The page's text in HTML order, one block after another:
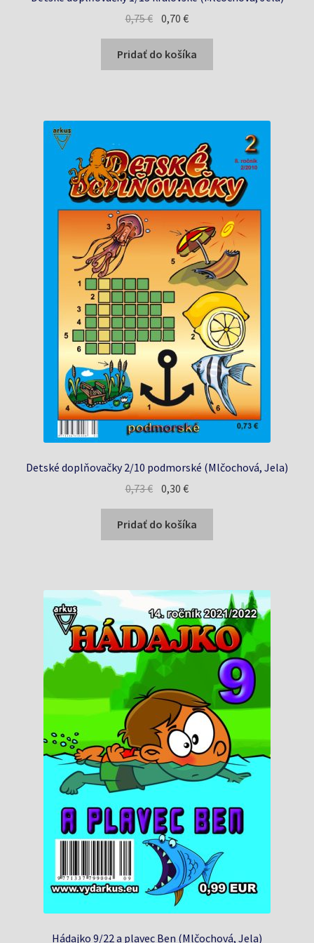
0,75€ Pôvodná
cena
bola:
0,75 €.
0,70€Aktuálna
cena
je:
0,70 €.
Pridať do košíka
Detské doplňovačky 2/10 podmorské (Mlčochová, Jela)
0,73€ Pôvodná
cena
bola:
0,73 €.
0,30€Aktuálna
cena
je:
0,30 €.
Pridať do košíka
Hádajko 9/22 a plavec Ben (Mlčochová, Jela)